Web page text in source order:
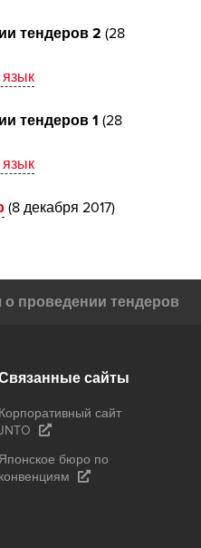
тендеров 2 (28
тендеров 1 (28
(8 декабря 2017)
проведении тендеров
сайты
Корпоративный сайт
Японское бюро по
конвенциям